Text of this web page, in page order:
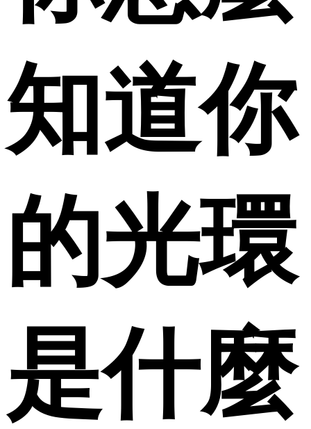
知道你
的光環
是什麼